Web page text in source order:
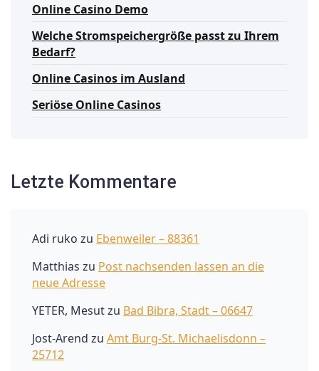
Online Casino Demo
Welche Stromspeichergröße passt zu Ihrem
Bedarf?
Online Casinos im Ausland
Seriöse Online Casinos
Letzte Kommentare
Adi ruko zu Ebenweiler – 88361
Matthias zu Post nachsenden lassen an die
neue Adresse
YETER, Mesutzu Bad Bibra, Stadt – 06647
Jost-Arend zu Amt Burg-St. Michaelisdonn –
25712